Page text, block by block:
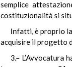
semplice
costituzionalità si
Infatti, è proprio
acquisire il progetto
3.–